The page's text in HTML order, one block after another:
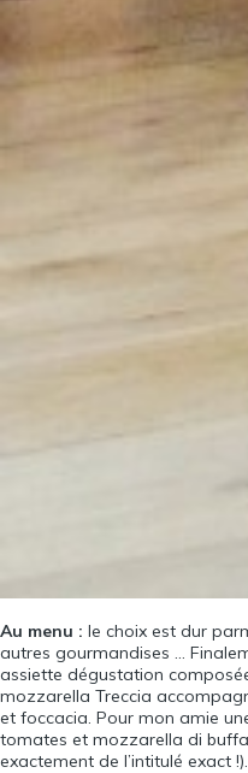
Au menu : le choix est dur
autres gourmandises …
assiette dégustation
mozzarella Treccia
et foccacia. Pour mon amie
tomates et mozzarella di
exactement de l’intitulé exact !).